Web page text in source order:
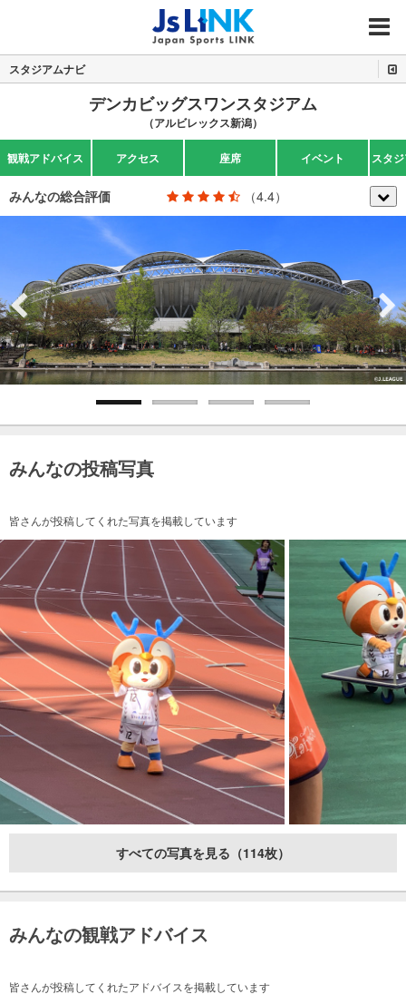
MENU
スタジアムナビ
デンカビッグスワンスタジアム
（アルビレックス新潟）
観戦アドバイス アクセス 座席 イベント スタ
みんなの総合評価 （4.4）
Previous Next
みんなの投稿写真
皆さんが投稿してくれた写真を掲載しています
すべての写真を見る（114枚）
みんなの観戦アドバイス
皆さんが投稿してくれたアドバイスを掲載しています